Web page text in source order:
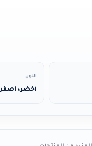
اللون
اخضر، اصفر